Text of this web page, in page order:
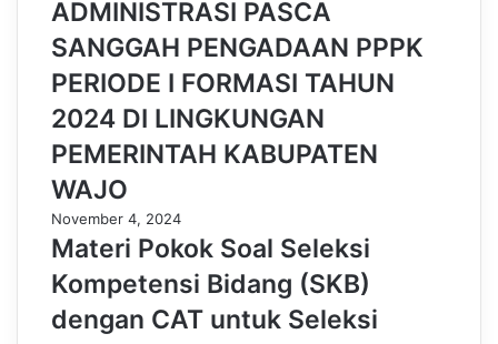
ADMINISTRASI PASCA
SANGGAH PENGADAAN PPPK
PERIODE I FORMASI TAHUN
2024 DI LINGKUNGAN
PEMERINTAH KABUPATEN
WAJO
November 4, 2024
Materi Pokok Soal Seleksi
Kompetensi Bidang (SKB)
dengan CAT untuk Seleksi